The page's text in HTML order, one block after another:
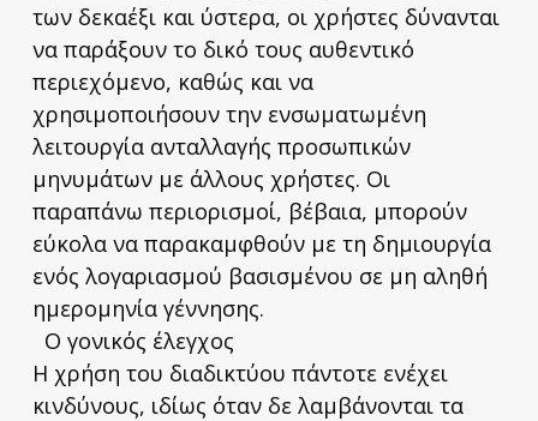
των δεκαέξι και ύστερα, οι χρήστες δύνανται
να παράξουν το δικό τους αυθεντικό
περιεχόμενο, καθώς και να
χρησιμοποιήσουν την ενσωματωμένη
λειτουργία ανταλλαγής προσωπικών
μηνυμάτων με άλλους χρήστες. Οι
παραπάνω περιορισμοί, βέβαια, μπορούν
εύκολα να παρακαμφθούν με τη δημιουργία
ενός λογαριασμού βασισμένου σε μη αληθή
ημερομηνία γέννησης.
Ο γονικός έλεγχος
Η χρήση του διαδικτύου πάντοτε ενέχει
κινδύνους, ιδίως όταν δε λαμβάνονται τα